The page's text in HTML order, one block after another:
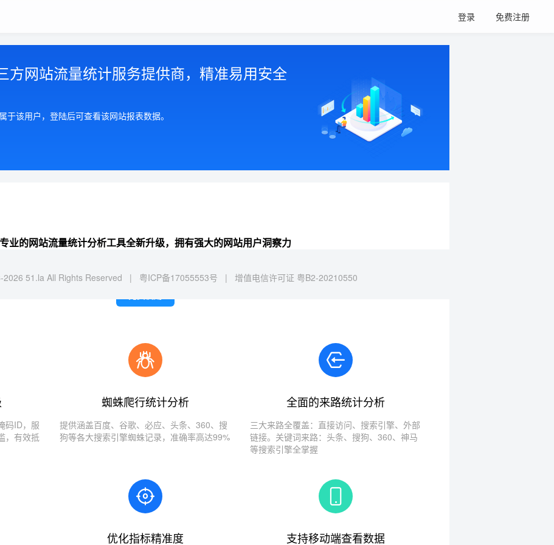
登录 免费注册
方网站流量统计服务提供商，精准易用安全
该用户，登陆后可查看该网站报表数据。
专业的网站流量统计分析工具全新升级，拥有强大的网站用户洞察力
码ID，服
，有效抵
蜘蛛爬行统计分析
提供涵盖百度、谷歌、必应、头条、360、搜
狗等各大搜索引擎蜘蛛记录，准确率高达99%
全面的来路统计分析
三大来路全覆盖：直接访问、搜索引擎、外部
链接。关键词来路：头条、搜狗、360、神马
等搜索引擎全掌握
优化指标精准度 支持移动端查看数据
2026 51.la All Rights Reserved | 粤ICP备17055553号 | 增值电信许可证 粤B2-20210550